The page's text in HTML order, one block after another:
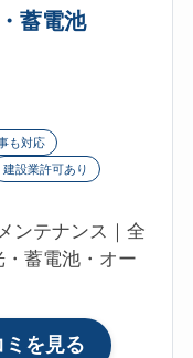
蓄電池
も対応
建設業許可あり
ンテナンス｜全
蓄電池・オー
ミを見る